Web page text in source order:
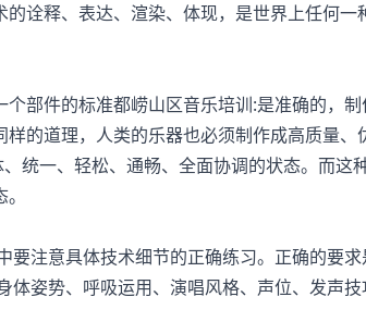
诠释、表达、渲染、体现，是世界上任何一
部件的标准都崂山区音乐培训:是准确的，制
的道理，人类的乐器也必须制作成高质量、
统一、轻松、通畅、全面协调的状态。而这
注意具体技术细节的正确练习。正确的要求
姿势、呼吸运用、演唱风格、声位、发声